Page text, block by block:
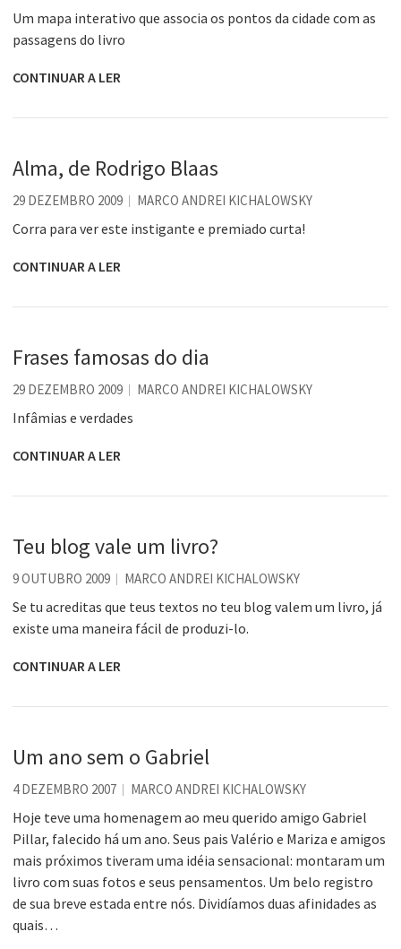
Um mapa interativo que associa os pontos da cidade com as
passagens do livro
CONTINUAR A LER
Alma, de Rodrigo Blaas
29 DEZEMBRO 2009 MARCO ANDREI KICHALOWSKY
Corra para ver este instigante e premiado curta!
CONTINUAR A LER
Frases famosas do dia
29 DEZEMBRO 2009 MARCO ANDREI KICHALOWSKY
Infâmias e verdades
CONTINUAR A LER
Teu blog vale um livro?
9 OUTUBRO 2009 MARCO ANDREI KICHALOWSKY
Se tu acreditas que teus textos no teu blog valem um livro, já
existe uma maneira fácil de produzi-lo.
CONTINUAR A LER
Um ano sem o Gabriel
4 DEZEMBRO 2007 MARCO ANDREI KICHALOWSKY
Hoje teve uma homenagem ao meu querido amigo Gabriel
Pillar, falecido há um ano. Seus pais Valério e Mariza e amigos
mais próximos tiveram uma idéia sensacional: montaram um
livro com suas fotos e seus pensamentos. Um belo registro
de sua breve estada entre nós. Dividíamos duas afinidades as
quais…